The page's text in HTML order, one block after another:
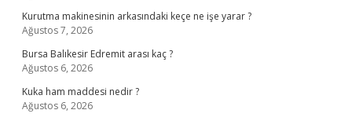
Kurutma makinesinin arkasındaki keçe ne işe yarar ?
Ağustos 7, 2026
Bursa Balıkesir Edremit arası kaç ?
Ağustos 6, 2026
Kuka ham maddesi nedir ?
Ağustos 6, 2026